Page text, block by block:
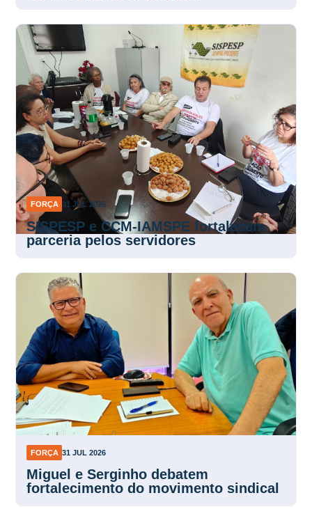
FORÇA 31 JUL 2026
SISPESP e CCM-IAMSPE fortalecem
parceria pelos servidores
FORÇA 31 JUL 2026
Miguel e Serginho debatem
fortalecimento do movimento sindical